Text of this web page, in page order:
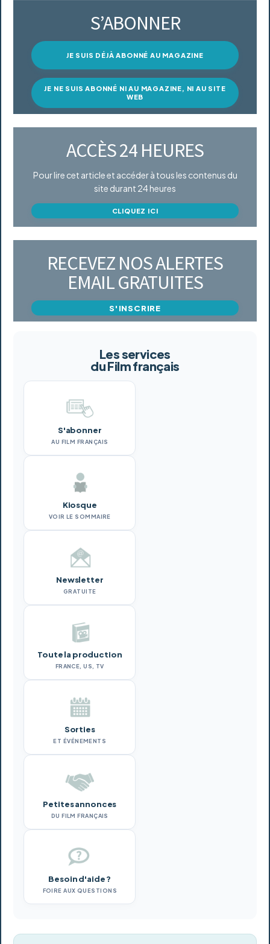
S’ABONNER
JE SUIS DÉJÀ ABONNÉ AU MAGAZINE
JE NE SUIS ABONNÉ NI AU MAGAZINE, NI AU SITE
WEB
ACCÈS 24 HEURES
Pour lire cet article et accéder à tous les contenus du
site durant 24 heures
CLIQUEZ ICI
RECEVEZ NOS ALERTES
EMAIL GRATUITES
S'INSCRIRE
Les services
du Film français
S'abonner
AU FILM FRANÇAIS
Kiosque
VOIR LE SOMMAIRE
Newsletter
GRATUITE
Toute la production
FRANCE, US, TV
Sorties
ET ÉVÉNEMENTS
Petites annonces
DU FILM FRANÇAIS
Besoin d'aide ?
FOIRE AUX QUESTIONS